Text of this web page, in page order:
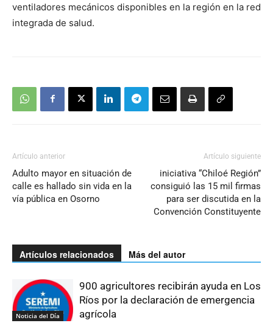
ventiladores mecánicos disponibles en la región en la red
integrada de salud.
Artículo anterior
Adulto mayor en situación de
calle es hallado sin vida en la
vía pública en Osorno
Artículo siguiente
iniciativa “Chiloé Región”
consiguió las 15 mil firmas
para ser discutida en la
Convención Constituyente
Artículos relacionados Más del autor
Noticia del Día
900 agricultores recibirán ayuda en Los
Ríos por la declaración de emergencia
agrícola